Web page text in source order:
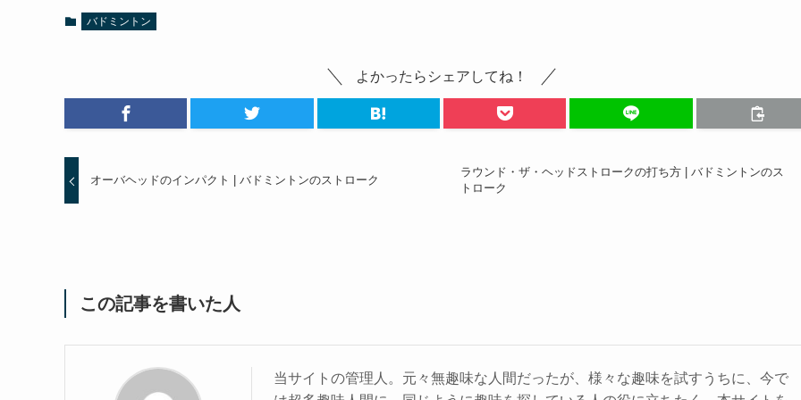
バドミントン
よかったらシェアしてね！
オーバヘッドのインパクト | バドミントンのストローク
ラウンド・ザ・ヘッドストロークの打ち方 | バドミントンのス
トローク
この記事を書いた人
当サイトの管理人。元々無趣味な人間だったが、様々な趣味を試すうちに、今で